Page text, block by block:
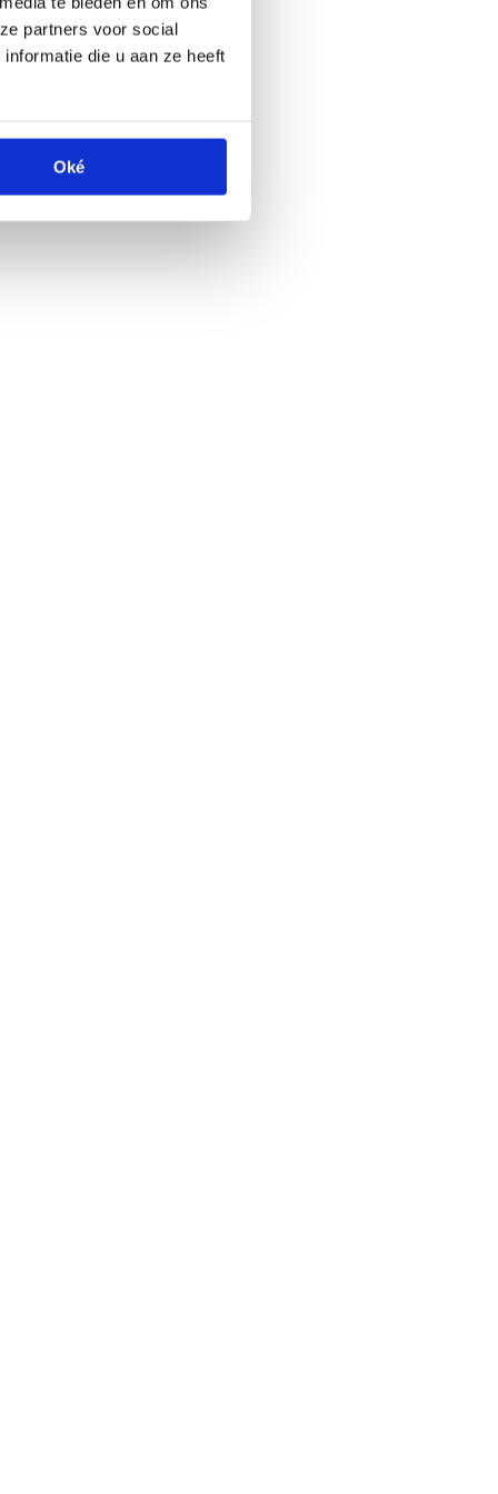
partners voor social
die u aan ze heeft
Oké